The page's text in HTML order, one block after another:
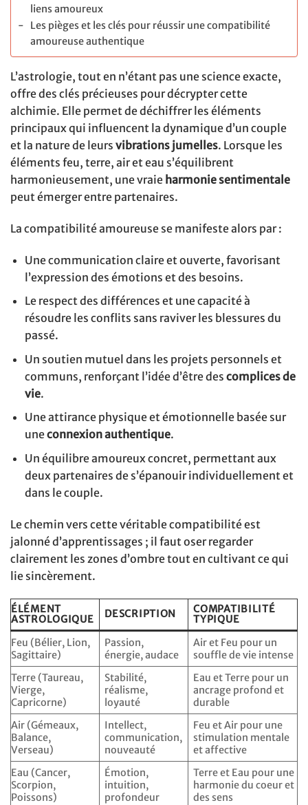
liens amoureux
Les pièges et les clés pour réussir une compatibilité
amoureuse authentique
L’astrologie, tout en n’étant pas une science exacte,
offre des clés précieuses pour décrypter cette
alchimie. Elle permet de déchiffrer les éléments
principaux qui influencent la dynamique d’un couple
et la nature de leurs vibrations jumelles. Lorsque les
éléments feu, terre, air et eau s’équilibrent
harmonieusement, une vraie harmonie sentimentale
peut émerger entre partenaires.
La compatibilité amoureuse se manifeste alors par :
Une communication claire et ouverte, favorisant
l’expression des émotions et des besoins.
Le respect des différences et une capacité à
résoudre les conflits sans raviver les blessures du
passé.
Un soutien mutuel dans les projets personnels et
communs, renforçant l’idée d’être des complices de
vie.
Une attirance physique et émotionnelle basée sur
uneconnexion authentique.
Un équilibre amoureux concret, permettant aux
deux partenaires de s’épanouir individuellement et
dans le couple.
Le chemin vers cette véritable compatibilité est
jalonné d’apprentissages ; il faut oser regarder
clairement les zones d’ombre tout en cultivant ce qui
lie sincèrement.
ÉLÉMENT
ASTROLOGIQUE
DESCRIPTION
COMPATIBILITÉ
TYPIQUE
Feu (Bélier, Lion,
Sagittaire)
Passion,
énergie, audace
Air et Feu pour un
souffle de vie intense
Terre (Taureau,
Vierge,
Capricorne)
Stabilité,
réalisme,
loyauté
Eau et Terre pour un
ancrage profond et
durable
Air (Gémeaux,
Balance,
Verseau)
Intellect,
communication,
nouveauté
Feu et Air pour une
stimulation mentale
et affective
Eau (Cancer,
Scorpion,
Poissons)
Émotion,
intuition,
profondeur
Terre et Eau pour une
harmonie du coeur et
des sens